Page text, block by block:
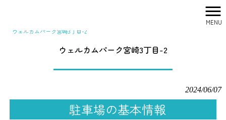
MENU
ウェルカムパーク宮崎3丁目-2
ウェルカムパーク宮崎3丁目-2
2024/06/07
駐車場の基本情報